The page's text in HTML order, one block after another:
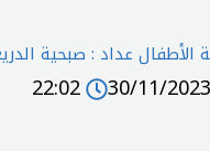
الأطفال عداد : صبحية
30/11/2023
22:02